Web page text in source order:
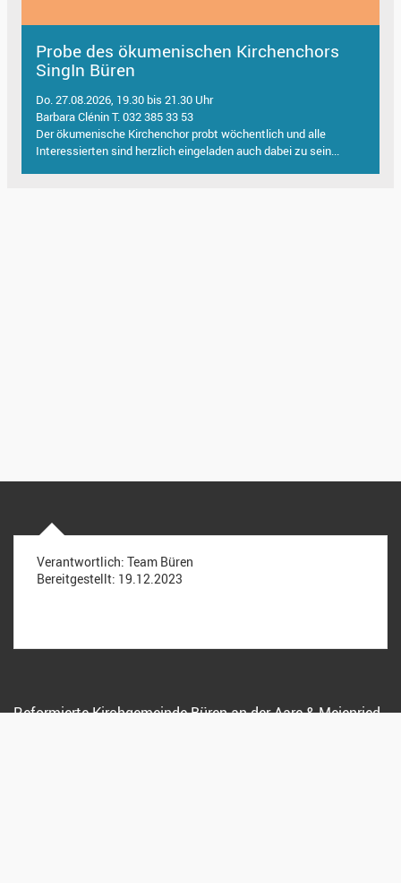
Probe des ökumenischen Kirchenchors
SingIn Büren
Do. 27.08.2026, 19.30 bis 21.30 Uhr
Barbara Clénin T. 032 385 33 53
Der ökumenische Kirchenchor probt wöchentlich und alle
Interessierten sind herzlich eingeladen auch dabei zu sein...
Reformierte Kirchgemeinde Büren an der Aare & Meienried
Verantwortlich: Team Büren
Bereitgestellt: 19.12.2023